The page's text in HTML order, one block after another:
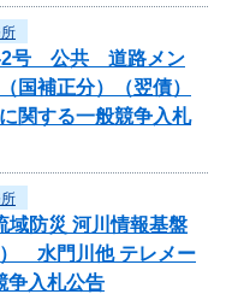
2号 公共 道路メン
国補正分）（翌債）
関する一般競争入札
防災 河川情報基盤
水門川他 テレメー
争入札公告